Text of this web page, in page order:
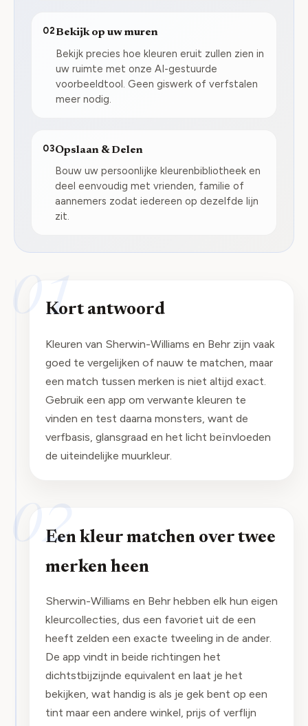
02 Bekijk op uw muren
Bekijk precies hoe kleuren eruit zullen zien in
uw ruimte met onze AI-gestuurde
voorbeeldtool. Geen giswerk of verfstalen
meer nodig.
03Opslaan & Delen
Bouw uw persoonlijke kleurenbibliotheek en
deel eenvoudig met vrienden, familie of
aannemers zodat iedereen op dezelfde lijn
zit.
01
Kort antwoord
Kleuren van Sherwin-Williams en Behr zijn vaak
goed te vergelijken of nauw te matchen, maar
een match tussen merken is niet altijd exact.
Gebruik een app om verwante kleuren te
vinden en test daarna monsters, want de
verfbasis, glansgraad en het licht beïnvloeden
de uiteindelijke muurkleur.
02
Een kleur matchen over twee
merken heen
Sherwin-Williams en Behr hebben elk hun eigen
kleurcollecties, dus een favoriet uit de een
heeft zelden een exacte tweeling in de ander.
De app vindt in beide richtingen het
dichtstbijzijnde equivalent en laat je het
bekijken, wat handig is als je gek bent op een
tint maar een andere winkel, prijs of verflijn